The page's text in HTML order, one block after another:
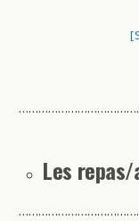
Les